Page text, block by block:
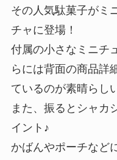
その人気駄菓子がミ
チャに登場！
付属の小さなミニチ
らには背面の商品詳
ているのが素晴らし
また、振るとシャカ
イント♪
かばんやポーチなど